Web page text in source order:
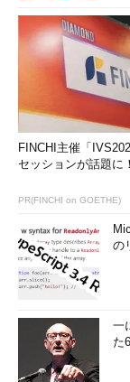
である。この
ヘッダの最大長
決められたようだ
めの各種ルータや
を保証し、フラグ
ればならない。逆
は分割されること
IPパケットの再構成
フラグメント化さ
態のままで、ばら
グメントをすべて
に、あて先コンピ
FINCHI主催「
セッションが話題に！
PR(FINCHI on GOETHE)
の
一
た